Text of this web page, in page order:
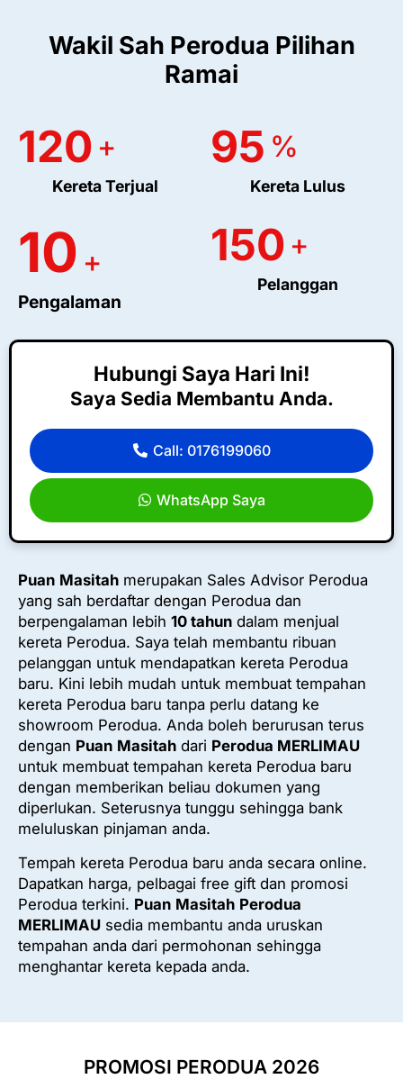
Wakil Sah Perodua Pilihan
Ramai
Kereta Terjual
120 +
Kereta Lulus
95 %
10 +
Pengalaman
Pelanggan
150 +
Hubungi Saya Hari Ini!
Saya Sedia Membantu Anda.
Call: 0176199060
WhatsApp Saya
Puan Masitah merupakan Sales Advisor Perodua
yang sah berdaftar dengan Perodua dan
berpengalaman lebih 10 tahun dalam menjual
kereta Perodua. Saya telah membantu ribuan
pelanggan untuk mendapatkan kereta Perodua
baru. Kini lebih mudah untuk membuat tempahan
kereta Perodua baru tanpa perlu datang ke
showroom Perodua. Anda boleh berurusan terus
dengan Puan Masitah dari Perodua MERLIMAU
untuk membuat tempahan kereta Perodua baru
dengan memberikan beliau dokumen yang
diperlukan. Seterusnya tunggu sehingga bank
meluluskan pinjaman anda.
Tempah kereta Perodua baru anda secara online.
Dapatkan harga, pelbagai free gift dan promosi
Perodua terkini. Puan Masitah Perodua
MERLIMAU sedia membantu anda uruskan
tempahan anda dari permohonan sehingga
menghantar kereta kepada anda.
PROMOSI PERODUA 2026